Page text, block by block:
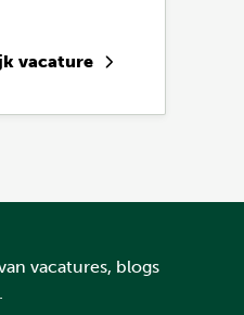
vacature
vacatures, blogs